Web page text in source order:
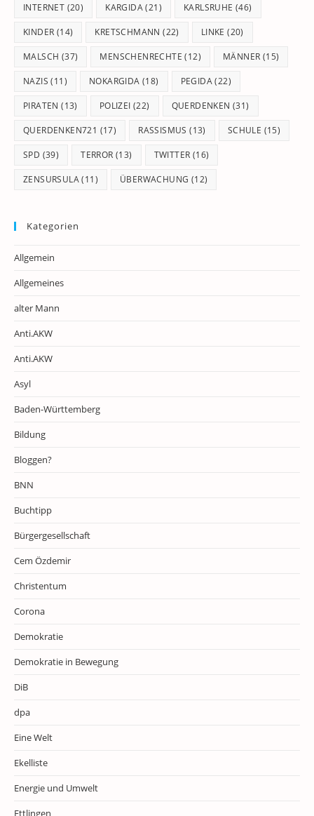
INTERNET (20) KARGIDA(21) KARLSRUHE (46)
KINDER (14) KRETSCHMANN (22) LINKE (20)
MALSCH (37) MENSCHENRECHTE (12) MÄNNER (15)
NAZIS (11) NOKARGIDA (18) PEGIDA(22)
PIRATEN (13) POLIZEI (22) QUERDENKEN (31)
QUERDENKEN721 (17) RASSISMUS (13) SCHULE (15)
SPD (39) TERROR (13) TWITTER (16)
ZENSURSULA(11) ÜBERWACHUNG (12)
Kategorien
Allgemein
Allgemeines
alter Mann
Anti.AKW
Anti.AKW
Asyl
Baden-Württemberg
Bildung
Bloggen?
BNN
Buchtipp
Bürgergesellschaft
Cem Özdemir
Christentum
Corona
Demokratie
Demokratie in Bewegung
DiB
dpa
Eine Welt
Ekelliste
Energie und Umwelt
Ettlingen